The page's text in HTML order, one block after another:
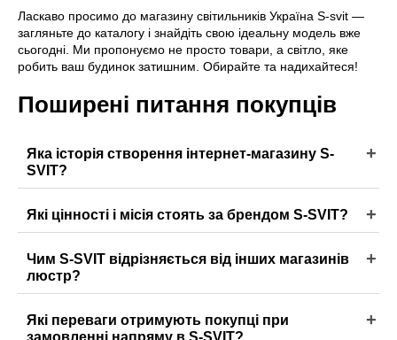
Ласкаво просимо до магазину світильників Україна S-svit —
загляньте до каталогу і знайдіть свою ідеальну модель вже
сьогодні. Ми пропонуємо не просто товари, а світло, яке
робить ваш будинок затишним. Обирайте та надихайтеся!
Поширені питання покупців
Яка історія створення інтернет-магазину S-
SVIT?
Які цінності і місія стоять за брендом S-SVIT?
Чим S-SVIT відрізняється від інших магазинів
люстр?
Які переваги отримують покупці при
замовленні напряму в S-SVIT?